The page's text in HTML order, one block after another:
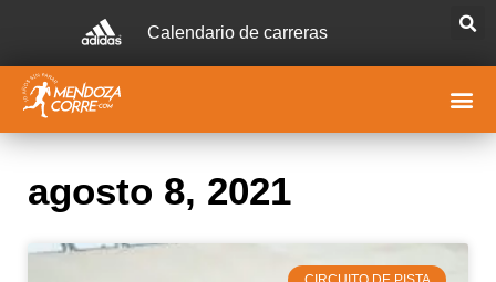
Calendario de carreras
agosto 8, 2021